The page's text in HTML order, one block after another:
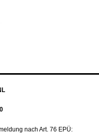
nach Art. 76 EPÜ: